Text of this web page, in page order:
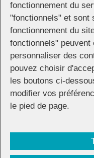
cinémaLe Rialto4 rue de
cinémaLe Mercury16 place
Cinémathèque de Nice3
Théâtre de l’Eau Vive10
Uni-Vers-Photos 1 rue
CONNECTION©
fonctionnement du
"fonctionnels" et sont
fonctionnement du
fonctionnels" peuvent
personnaliser des
pouvez choisir
les boutons ci-
modifier vos
le pied de page.